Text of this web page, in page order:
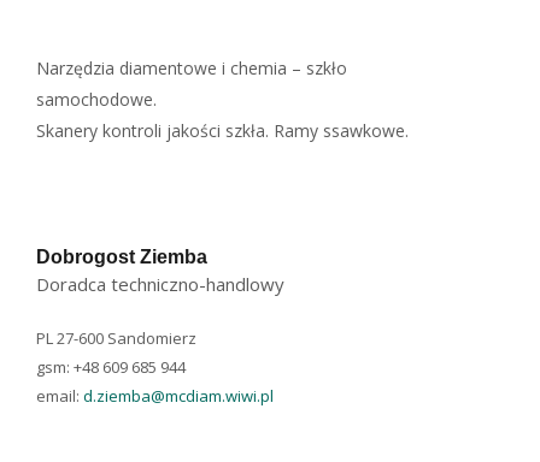
Narzędzia diamentowe i chemia – szkło
samochodowe.
Skanery kontroli jakości szkła. Ramy ssawkowe.
Dobrogost Ziemba
Doradca techniczno-handlowy
PL 27-600 Sandomierz
gsm: +48 609 685 944
email: d.ziemba@mcdiam.wiwi.pl